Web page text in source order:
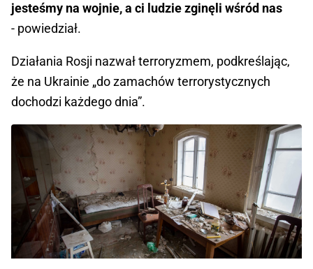
jesteśmy na wojnie, a ci ludzie zginęli wśród nas
- powiedział.
Działania Rosji nazwał terroryzmem, podkreślając,
że na Ukrainie „do zamachów terrorystycznych
dochodzi każdego dnia”.